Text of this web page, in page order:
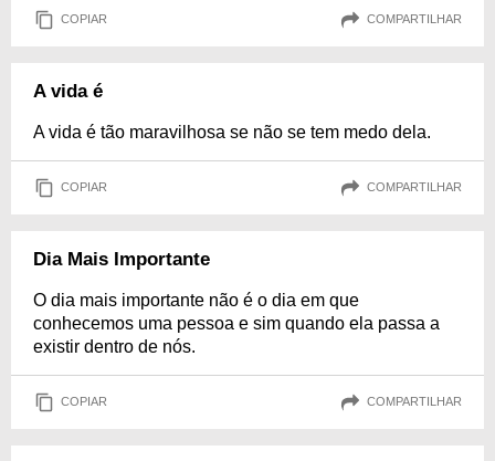
COPIAR COMPARTILHAR
A vida é
A vida é tão maravilhosa se não se tem medo dela.
COPIAR COMPARTILHAR
Dia Mais Importante
O dia mais importante não é o dia em que
conhecemos uma pessoa e sim quando ela passa a
existir dentro de nós.
COPIAR COMPARTILHAR